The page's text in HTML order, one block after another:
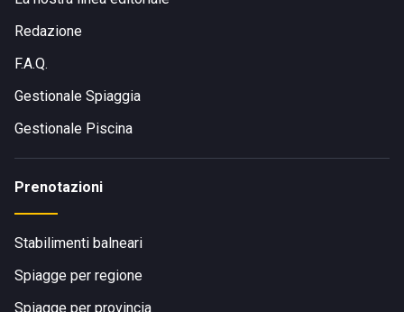
Redazione
F.A.Q.
Gestionale Spiaggia
Gestionale Piscina
Prenotazioni
Stabilimenti balneari
Spiagge per regione
Spiagge per provincia